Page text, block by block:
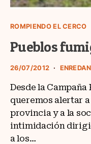
ROMPIENDO EL CERCO
Pueblos
26/07/2012
Desde la
queremos alertar
provincia y a la
intimidación
a los…